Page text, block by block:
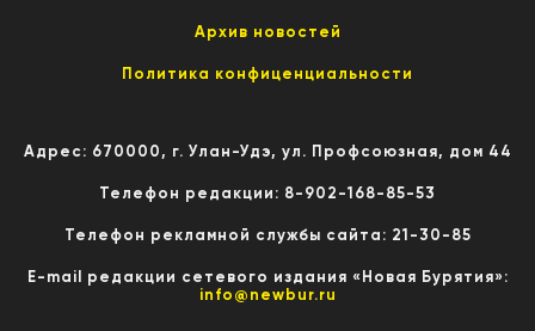
Архив новостей
Политика конфиценциальности
Адрес: 670000, г. Улан-Удэ, ул. Профсоюзная, дом 44
Телефон редакции: 8-902-168-85-53
Телефон рекламной службы сайта: 21-30-85
E-mail редакции сетевого издания «Новая Бурятия»:
info@newbur.ru